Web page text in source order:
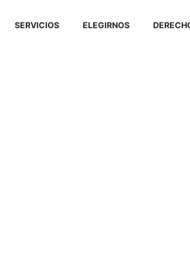
SERVICIOS ELEGIRNOS